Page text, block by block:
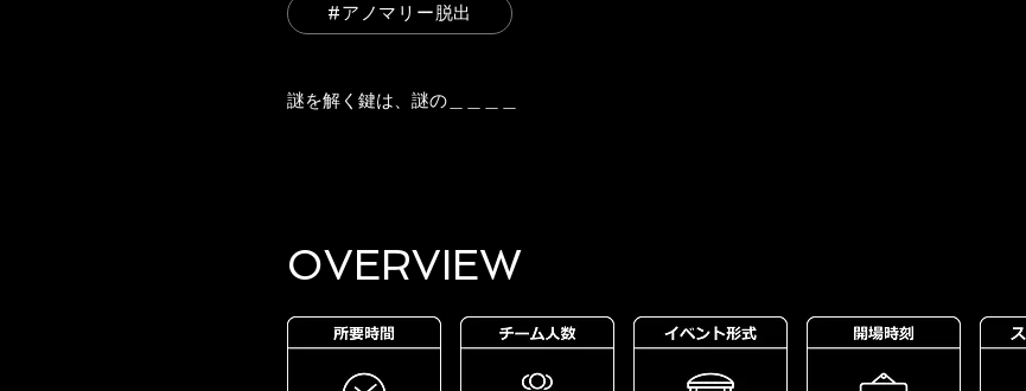
謎を解く鍵は、謎の＿＿＿＿
#アノマリー脱出
OVERVIEW​